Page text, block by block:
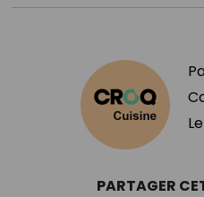
Le
PARTAGER